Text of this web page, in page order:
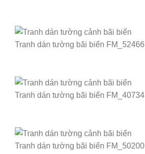
Tranh dán tường bãi biển FM_52466
Tranh dán tường bãi biển FM_40734
Tranh dán tường bãi biển FM_50200